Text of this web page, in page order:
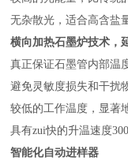
无杂散光，适合高含盐
横向加热石墨炉技术，
真正保证石墨管内部温
避免灵敏度损失和干扰
较低的工作温度，显著
具有zui快的升温速度
智能化自动进样器